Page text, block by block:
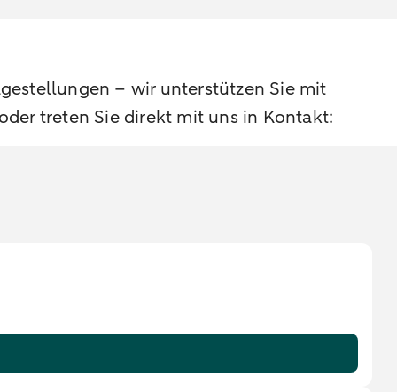
– wir unterstützen Sie mit
treten Sie direkt mit uns in Kontakt: